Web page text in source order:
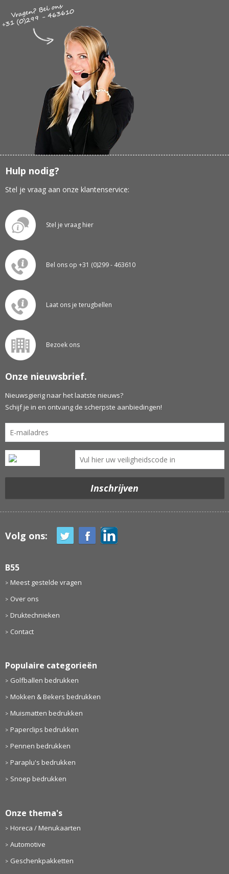
Hulp nodig?
Stel je vraag aan onze klantenservice:
Stel je vraag hier
Bel ons op +31 (0)299 - 463610
Laat ons je terugbellen
Bezoek ons
Onze nieuwsbrief.
Nieuwsgierig naar het laatste nieuws?
Schijf je in en ontvang de scherpste aanbiedingen!
Volg ons:
B55
Meest gestelde vragen
Over ons
Druktechnieken
Contact
Populaire categorieën
Golfballen bedrukken
Mokken & Bekers bedrukken
Muismatten bedrukken
Paperclips bedrukken
Pennen bedrukken
Paraplu's bedrukken
Snoep bedrukken
Onze thema's
Horeca / Menukaarten
Automotive
Geschenkpakketten